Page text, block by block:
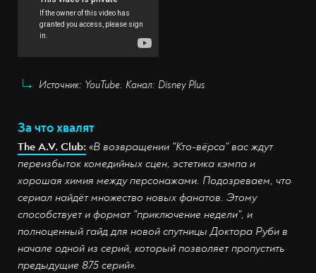
Источник: YouTube. Канал: Disney Plus
За что хвалят
The A.V. Club: «В возвращении "Кто-вёрса" вас ждут
переизбыток комедийных сцен, эстетика кэмпа и
хорошая химия между персонажами. Подозреваем, что
сериал найдёт множество новых фанатов. Этому
способствует и формат "приключение недели", и
полноценный гайд для новой спутницы Доктора Руби в
начале одной из серий, который позволяет пропустить
предыдущие 875 серий».